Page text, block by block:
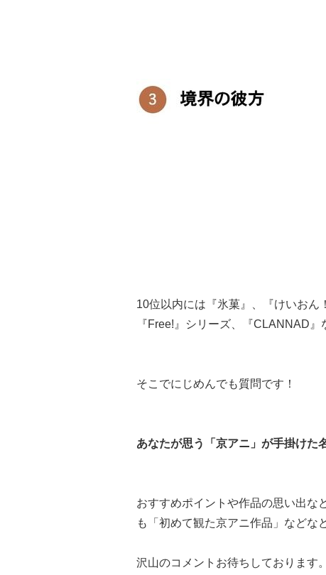
10位以内には『氷菓』、『けいおん
『Free!‎』シリーズ、『CLANNAD』
そこでにじめんでも質問です！
あなたが思う「京アニ」が手掛けた
おすすめポイントや作品の思い出な
も「初めて観た京アニ作品」などな
沢山のコメントお待ちしております。